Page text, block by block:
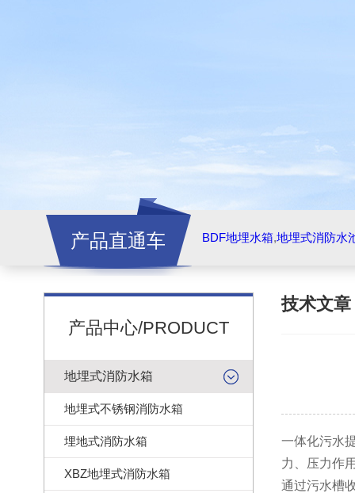
产品直通车 BDF地埋水箱,地埋式消防水
产品中心/PRODUCT
地埋式消防水箱
地埋式不锈钢消防水箱
埋地式消防水箱
XBZ地埋式消防水箱
技术文章
一体化污水
力、压力作
通过污水槽